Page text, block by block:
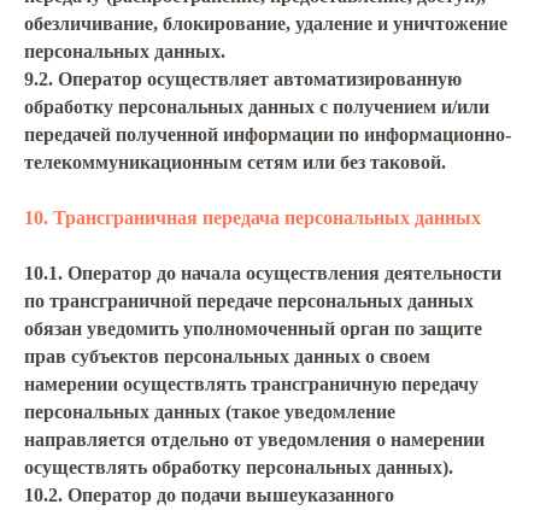
обезличивание, блокирование, удаление и уничтожение
персональных данных.
9.2. Оператор осуществляет автоматизированную
обработку персональных данных с получением и/или
передачей полученной информации по информационно-
телекоммуникационным сетям или без таковой.
10. Трансграничная передача персональных данных
10.1. Оператор до начала осуществления деятельности
по трансграничной передаче персональных данных
обязан уведомить уполномоченный орган по защите
прав субъектов персональных данных о своем
намерении осуществлять трансграничную передачу
персональных данных (такое уведомление
направляется отдельно от уведомления о намерении
осуществлять обработку персональных данных).
10.2. Оператор до подачи вышеуказанного